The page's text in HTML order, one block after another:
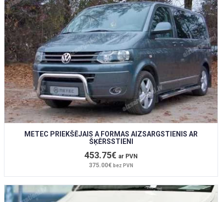
METEC PRIEKŠĒJAIS A FORMAS AIZSARGSTIENIS AR
ŠĶĒRSSTIENI
453.75€ ar PVN
375.00€ bez PVN